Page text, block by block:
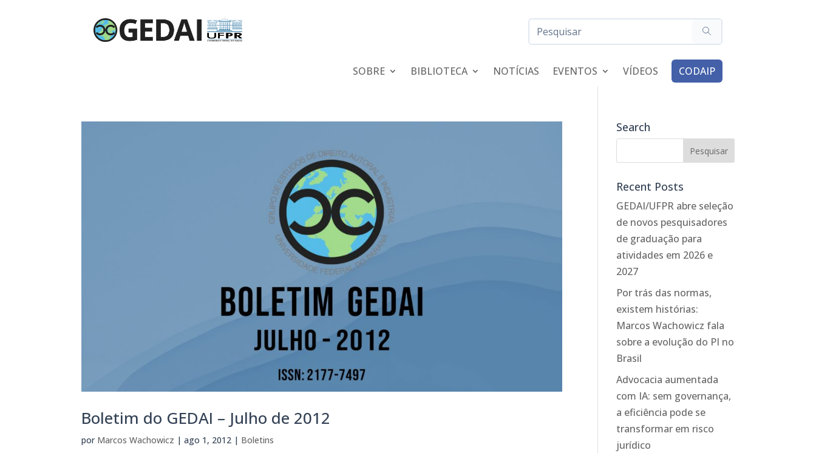
SOBRE BIBLIOTECA NOTÍCIAS EVENTOS VÍDEOS CODAIP
Boletim do GEDAI – Julho de 2012
por Marcos Wachowicz |ago 1, 2012 | Boletins
Search
Recent Posts
GEDAI/UFPR abre seleção
de novos pesquisadores
de graduação para
atividades em 2026 e
2027
Por trás das normas,
existem histórias:
Marcos Wachowicz fala
sobre a evolução do PI no
Brasil
Advocacia aumentada
com IA: sem governança,
a eficiência pode se
transformar em risco
jurídico